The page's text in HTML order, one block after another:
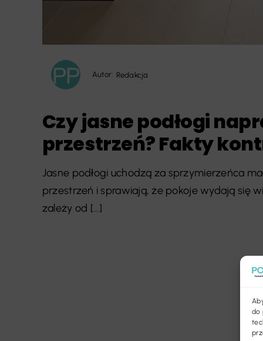
do
Autor: Redakcja
Czy jasne podłogi
przestrzeń? Fakty
Jasne podłogi uchodzą za sprzymierzeńca
przestrzeń i sprawiają, że pokoje wydają się
zależy od [...]